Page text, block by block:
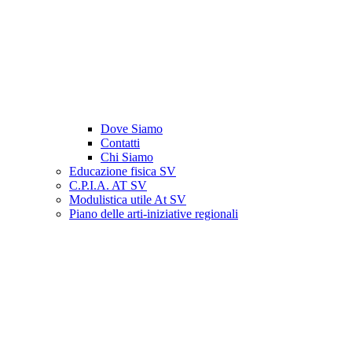
Dove Siamo
Contatti
Chi Siamo
Educazione fisica SV
C.P.I.A. AT SV
Modulistica utile At SV
Piano delle arti-iniziative regionali